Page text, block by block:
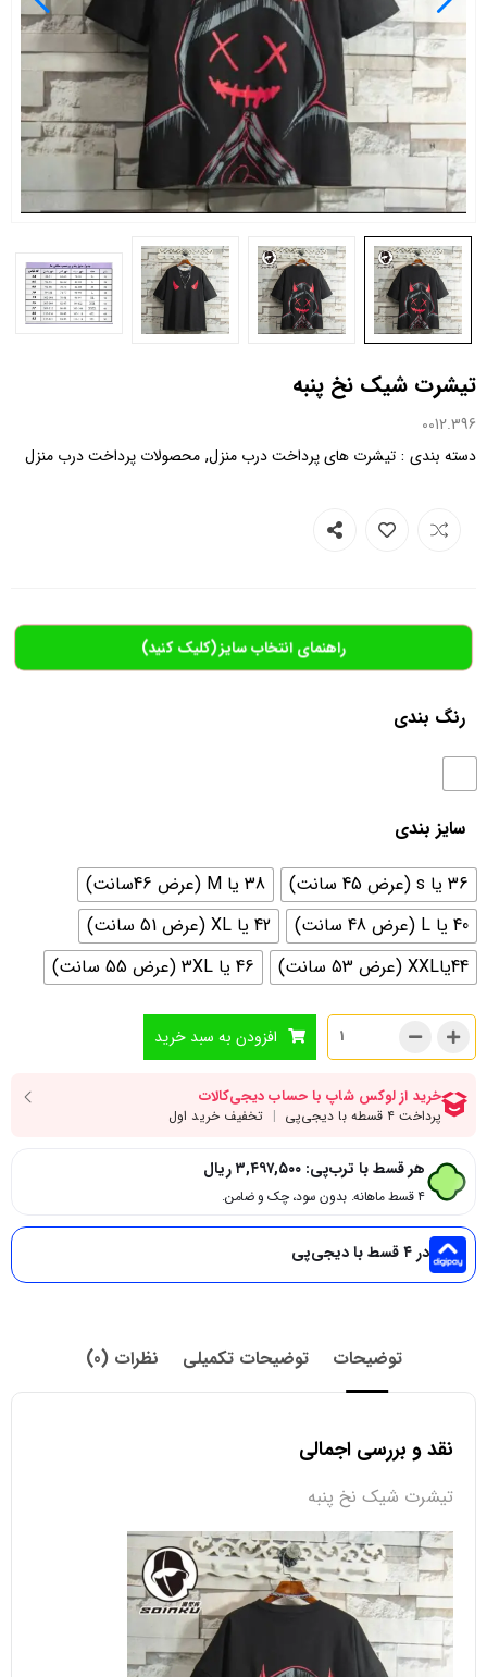
تیشرت شیک نخ پنبه
0012.396
دسته بندی : تیشرت های پرداخت درب منزل, محصولات پرداخت درب منزل
راهنمای انتخاب سایز (کلیک کنید)
رنگ بندی
سایز بندی
36 یا s (عرض 45 سانت)
38 یا M (عرض 46سانت)
40 یا L (عرض 48 سانت)
42 یا XL (عرض 51 سانت)
44یاXXL (عرض 53 سانت)
46 یا 3XL (عرض 55 سانت)
افزودن به سبد خرید
هر قسط با ترب‌پی: ۳,۴۹۷,۵۰۰ریال
۴ قسط ماهانه. بدون سود، چک و ضامن.
در ۴ قسط با دیجی‌پی
توضیحات توضیحات تکمیلی نظرات (0)
نقد و بررسی اجمالی
تیشرت شیک نخ پنبه